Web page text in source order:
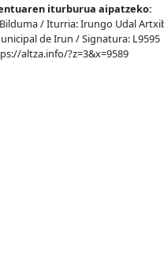
iturburua aipatzeko:
/ Iturria: Irungo Udal
de Irun / Signatura: L9595
altza.info/?z=3&x=9589